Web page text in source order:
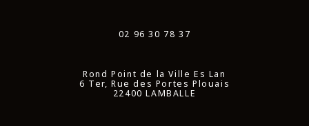
02 96 30 78 37
Rond Point de la Ville Es Lan
6 Ter, Rue des Portes Plouais
22400 LAMBALLE